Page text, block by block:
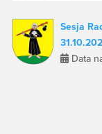
Sesja
Data